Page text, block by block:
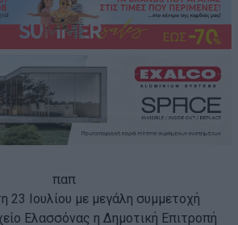
23 Ιουλίου με μεγάλη συμμετοχή
Ελασσόνας η Δημοτική Επιτροπή